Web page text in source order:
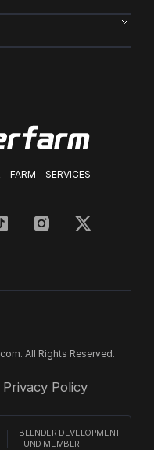
SERVICES
All Rights Reserved.
Privacy Policy
BLENDER DEVELOPMENT
FUND MEMBER